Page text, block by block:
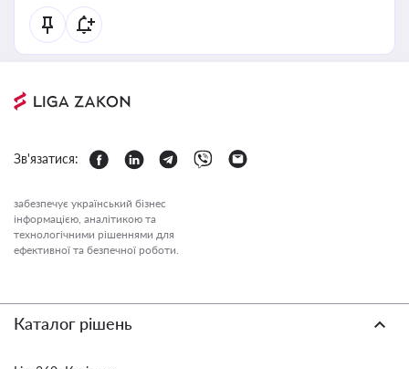
Зв'язатися:
забезпечує український бізнес
інформацією, аналітикою та
технологічними рішеннями для
ефективної та безпечної роботи.
Каталог рішень